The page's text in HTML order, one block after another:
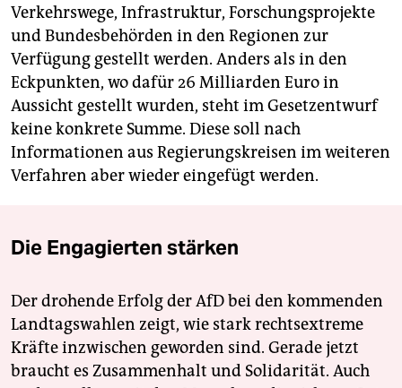
Verkehrswege, Infrastruktur, Forschungsprojekte
und Bundesbehörden in den Regionen zur
Verfügung gestellt werden. Anders als in den
Eckpunkten, wo dafür 26 Milliarden Euro in
Aussicht gestellt wurden, steht im Gesetzentwurf
keine konkrete Summe. Diese soll nach
Informationen aus Regierungskreisen im weiteren
Verfahren aber wieder eingefügt werden.
Die Engagierten stärken
Der drohende Erfolg der AfD bei den kommenden
Landtagswahlen zeigt, wie stark rechtsextreme
Kräfte inzwischen geworden sind. Gerade jetzt
braucht es Zusammenhalt und Solidarität. Auch